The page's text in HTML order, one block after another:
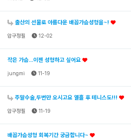
출산의 선물로 아름다운 배꼽가슴성형을~!
압구정필 12-02
작은 가슴...이젠 성형하고 싶어요
jungmi 11-19
주말수술,두번만 오시고요 열흘 후 테니스도!!!
압구정필 11-19
배꼽가슴성형 회복기간 궁금합니다~